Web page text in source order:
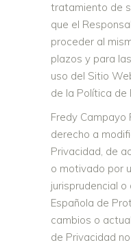
tratamiento de
que el
proceder al
plazos y para
uso del Sitio
de la Política de
Fredy
derecho a
Privacidad, de
o motivado por
jurisprudencial
Española de
cambios o
de Privacidad